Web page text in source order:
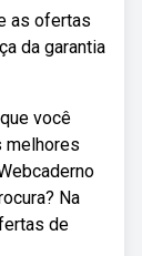
as ofertas
da garantia
você
melhores
Na
de